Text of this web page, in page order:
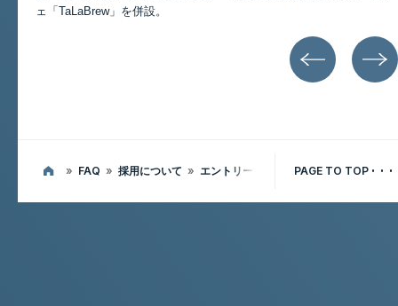
ェ「TaLaBrew」を併設。
» FAQ » 採用について » エントリー方法を教えてください
PAGE TO TOP